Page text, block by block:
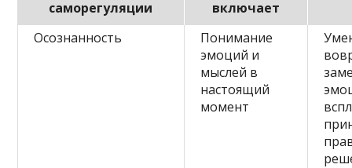
саморегуляции
включает
Осознанность
Понимание
эмоций и
мыслей в
настоящий
момент